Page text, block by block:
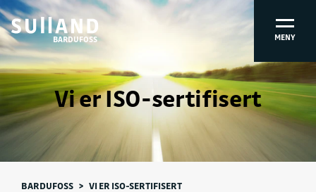
BARDUFOSS MENY
Vi er ISO-sertifisert
BARDUFOSS > VI ER ISO-SERTIFISERT